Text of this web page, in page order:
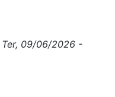
Ter, 09/06/2026 -